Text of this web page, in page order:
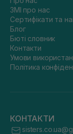
ЗМІ про нас
Сертифікати та
Блог
Бюті словник
Контакти
Умови
Політика
КОНТАКТИ